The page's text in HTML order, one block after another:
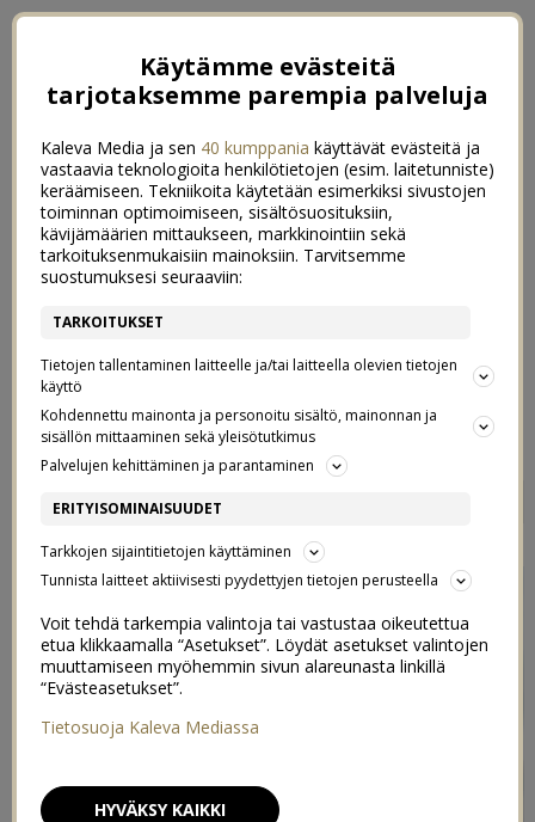
35 VUOTIAANA
Käytämme evästeitä
tarjotaksemme parempia palveluja
Kaleva Media ja sen 40 kumppania käyttävät evästeitä ja
vastaavia teknologioita henkilötietojen (esim. laitetunniste)
keräämiseen. Tekniikoita käytetään esimerkiksi sivustojen
toiminnan optimoimiseen, sisältösuosituksiin,
kävijämäärien mittaukseen, markkinointiin sekä
tarkoituksenmukaisiin mainoksiin. Tarvitsemme
suostumuksesi seuraaviin:
TARKOITUKSET
Tietojen tallentaminen laitteelle ja/tai laitteella olevien tietojen
käyttö
Kohdennettu mainonta ja personoitu sisältö, mainonnan ja
sisällön mittaaminen sekä yleisötutkimus
Palvelujen kehittäminen ja parantaminen
ERITYISOMINAISUUDET
Tarkkojen sijaintitietojen käyttäminen
Tunnista laitteet aktiivisesti pyydettyjen tietojen perusteella
Voit tehdä tarkempia valintoja tai vastustaa oikeutettua
etua klikkaamalla “Asetukset”. Löydät asetukset valintojen
muuttamiseen myöhemmin sivun alareunasta linkillä
“Evästeasetukset”.
Tietosuoja Kaleva Mediassa
HYVÄKSY KAIKKI